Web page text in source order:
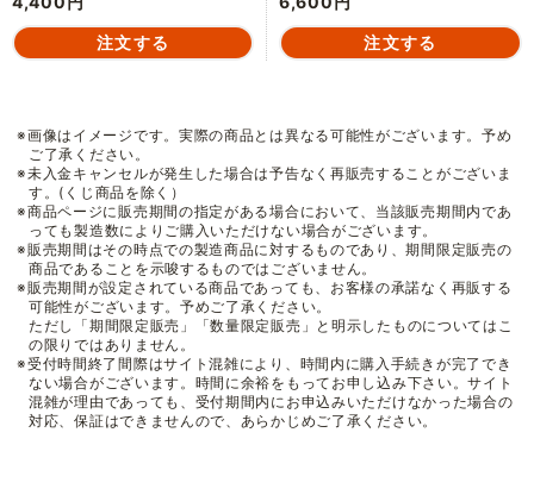
※画像はイメージです。実際の商品とは異なる可能性がございます。予め
ご了承ください。
※未入金キャンセルが発生した場合は予告なく再販売することがございま
す。(くじ商品を除く）
※商品ページに販売期間の指定がある場合において、当該販売期間内であ
っても製造数によりご購入いただけない場合がございます。
※販売期間はその時点での製造商品に対するものであり、期間限定販売の
商品であることを示唆するものではございません。
※販売期間が設定されている商品であっても、お客様の承諾なく再販する
可能性がございます。予めご了承ください。
ただし「期間限定販売」「数量限定販売」と明示したものについてはこ
の限りではありません。
※受付時間終了間際はサイト混雑により、時間内に購入手続きが完了でき
ない場合がございます。時間に余裕をもってお申し込み下さい。サイト
混雑が理由であっても、受付期間内にお申込みいただけなかった場合の
対応、保証はできませんので、あらかじめご了承ください。